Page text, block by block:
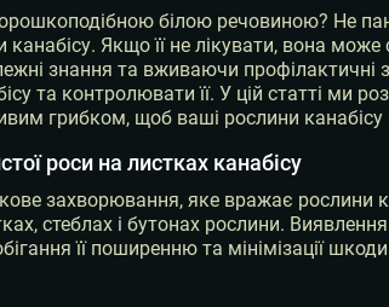
білою речовиною? Не
Якщо її не лікувати, вона може
знання та вживаючи профілактичні
та контролювати її. У цій статті ми
грибком, щоб ваші рослини канабісу
роси на листках канабісу
захворювання, яке вражає рослини
стеблах і бутонах рослини.
її поширенню та мінімізації